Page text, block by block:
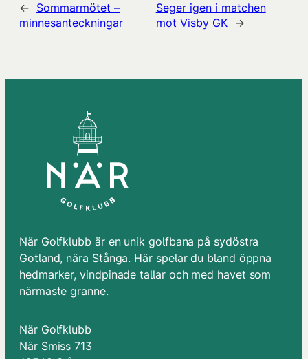
← Sommarmötet –
minnesanteckningar
Seger igen i matchen
mot Visby GK
→
När Golfklubb är en unik golfbana på sydöstra
Gotland, nära Stånga. Här spelar du bland öppna
hedmarker, vindpinade tallar och med havet som
närmaste granne.
När Golfklubb
När Smiss 713